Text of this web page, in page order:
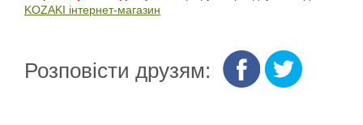
KOZAKI інтернет-магазин
Розповісти друзям: